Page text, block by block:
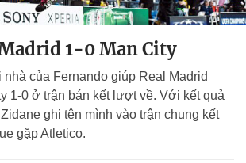
1-0 Man City
của Fernando giúp Real Madrid
1-0 ở trận bán kết lượt về. Với kết quả
ghi tên mình vào trận chung kết
gặp Atletico.